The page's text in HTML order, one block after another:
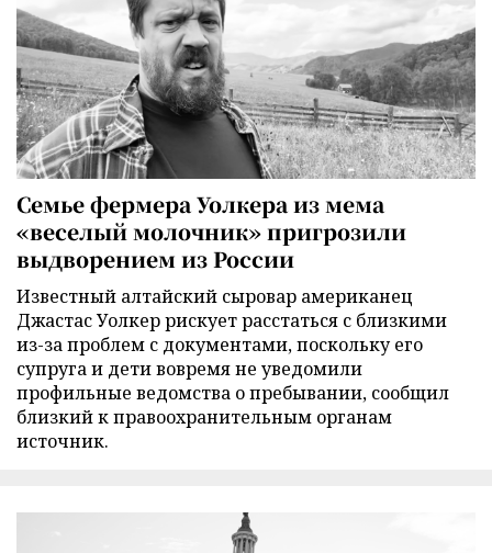
Семье фермера Уолкера из мема
«веселый молочник» пригрозили
выдворением из России
Известный алтайский сыровар американец
Джастас Уолкер рискует расстаться с близкими
из-за проблем с документами, поскольку его
супруга и дети вовремя не уведомили
профильные ведомства о пребывании, сообщил
близкий к правоохранительным органам
источник.